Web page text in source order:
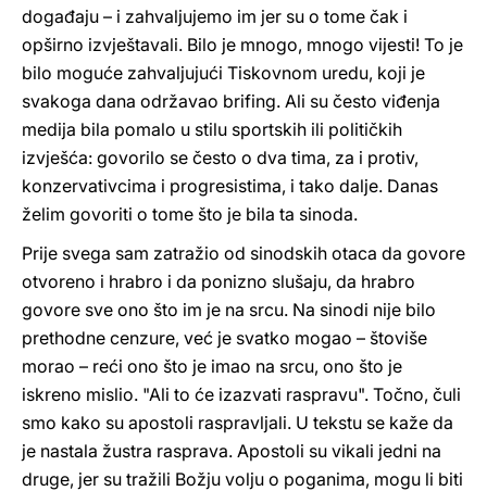
događaju – i zahvaljujemo im jer su o tome čak i
opširno izvještavali. Bilo je mnogo, mnogo vijesti! To je
bilo moguće zahvaljujući Tiskovnom uredu, koji je
svakoga dana održavao brifing. Ali su često viđenja
medija bila pomalo u stilu sportskih ili političkih
izvješća: govorilo se često o dva tima, za i protiv,
konzervativcima i progresistima, i tako dalje. Danas
želim govoriti o tome što je bila ta sinoda.
Prije svega sam zatražio od sinodskih otaca da govore
otvoreno i hrabro i da ponizno slušaju, da hrabro
govore sve ono što im je na srcu. Na sinodi nije bilo
prethodne cenzure, već je svatko mogao – štoviše
morao – reći ono što je imao na srcu, ono što je
iskreno mislio. "Ali to će izazvati raspravu". Točno, čuli
smo kako su apostoli raspravljali. U tekstu se kaže da
je nastala žustra rasprava. Apostoli su vikali jedni na
druge, jer su tražili Božju volju o poganima, mogu li biti